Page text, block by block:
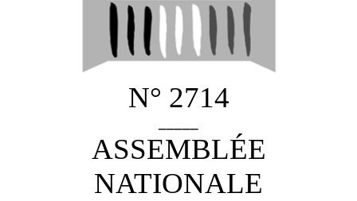
N° 2714
ASSEMBLÉE
NATIONALE